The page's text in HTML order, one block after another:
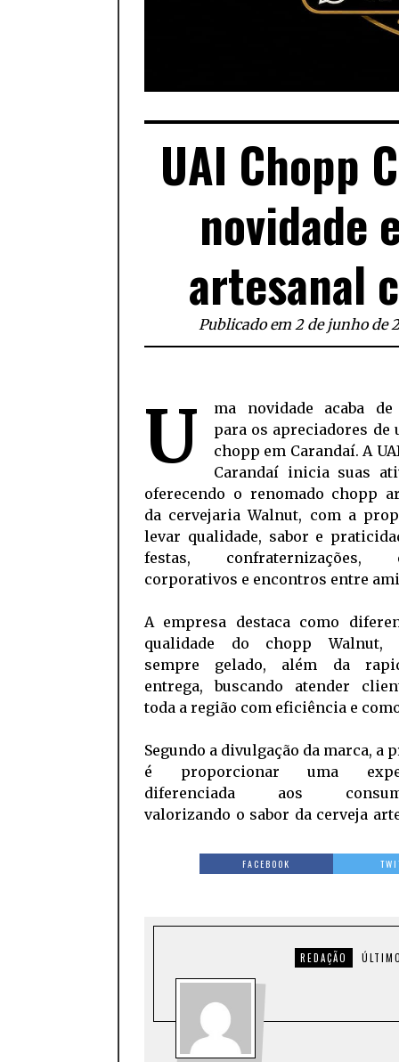
UAI Chopp
novidade
artesanal
Publicado em 2 de junho de
U
ma novidade acaba de
para os apreciadores de
chopp em Carandaí. A
Carandaí inicia suas
oferecendo o renomado chopp
da cervejaria Walnut, com a
levar qualidade, sabor e
festas, confraternizações,
corporativos e encontros entre
A empresa destaca como
qualidade do chopp Walnut,
sempre gelado, além da
entrega, buscando atender
toda a região com eficiência e
Segundo a divulgação da marca, a
é proporcionar uma
diferenciada aos
valorizando o sabor da cerveja
FACEBOOK
REDAÇÃO